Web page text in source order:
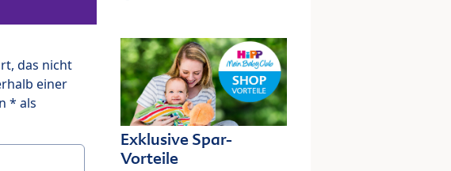
das nicht
einer
* als
Exklusive Spar-
Vorteile